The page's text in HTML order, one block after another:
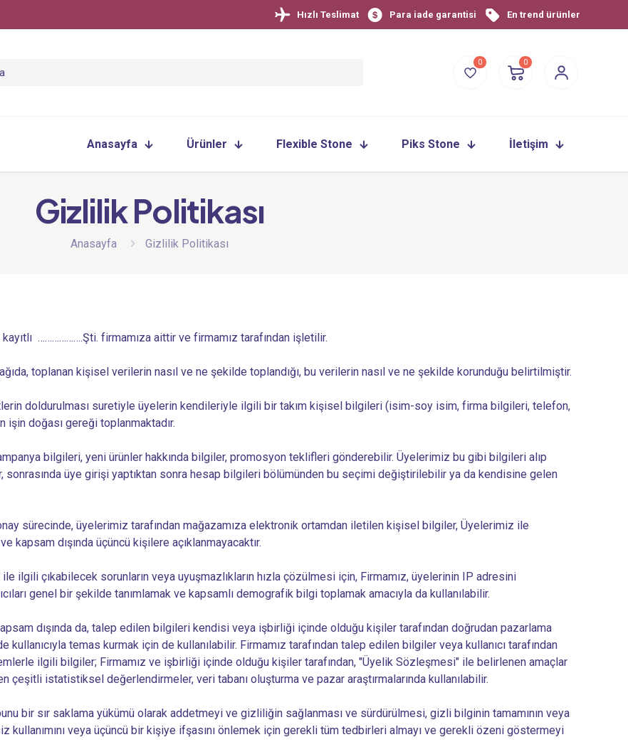
Hızlı Teslimat Para iade garantisi En trend ürünler
0 0
Anasayfa Ürünler Flexible Stone Piks Stone İletişim
Gizlilik Politikası
Anasayfa Gizlilik Politikası
……………….Şti. firmamıza aittir ve firmamız tarafından işletilir.
toplanan kişisel verilerin nasıl ve ne şekilde toplandığı, bu verilerin nasıl ve ne şekilde korunduğu belirtilmiştir.
doldurulması suretiyle üyelerin kendileriyle ilgili bir takım kişisel bilgileri (isim-soy isim, firma bilgileri, telefon,
doğası gereği toplanmaktadır.
bilgileri, yeni ürünler hakkında bilgiler, promosyon teklifleri gönderebilir. Üyelerimiz bu gibi bilgileri alıp
sonrasında üye girişi yaptıktan sonra hesap bilgileri bölümünden bu seçimi değiştirilebilir ya da kendisine gelen
sürecinde, üyelerimiz tarafından mağazamıza elektronik ortamdan iletilen kişisel bilgiler, Üyelerimiz ile
kapsam dışında üçüncü kişilere açıklanmayacaktır.
ilgili çıkabilecek sorunların veya uyuşmazlıkların hızla çözülmesi için, Firmamız, üyelerinin IP adresini
genel bir şekilde tanımlamak ve kapsamlı demografik bilgi toplamak amacıyla da kullanılabilir.
dışında da, talep edilen bilgileri kendisi veya işbirliği içinde olduğu kişiler tarafından doğrudan pazarlama
temas kurmak için de kullanılabilir. Firmamız tarafından talep edilen bilgiler veya kullanıcı tarafından
ilgili bilgiler; Firmamız ve işbirliği içinde olduğu kişiler tarafından, "Üyelik Sözleşmesi" ile belirlenen amaçlar
çeşitli istatistiksel değerlendirmeler, veri tabanı oluşturma ve pazar araştırmalarında kullanılabilir.
bir sır saklama yükümü olarak addetmeyi ve gizliliğin sağlanması ve sürdürülmesi, gizli bilginin tamamının veya
kullanımını veya üçüncü bir kişiye ifşasını önlemek için gerekli tüm tedbirleri almayı ve gerekli özeni göstermeyi